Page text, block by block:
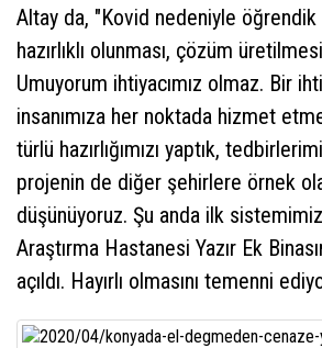
Altay da, "Kovid nedeniyle
hazırlıklı olunması, çözüm
Umuyorum ihtiyacımız olmaz. Bir
insanımıza her noktada hizmet
türlü hazırlığımızı yaptık,
projenin de diğer şehirlere örnek
düşünüyoruz. Şu anda ilk
Araştırma Hastanesi Yazır Ek
açıldı. Hayırlı olmasını temenni